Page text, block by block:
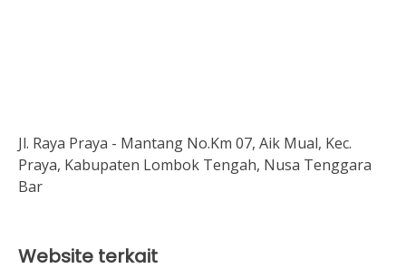
Jl. Raya Praya - Mantang No.Km 07, Aik Mual, Kec.
Praya, Kabupaten Lombok Tengah, Nusa Tenggara
Bar
Website terkait